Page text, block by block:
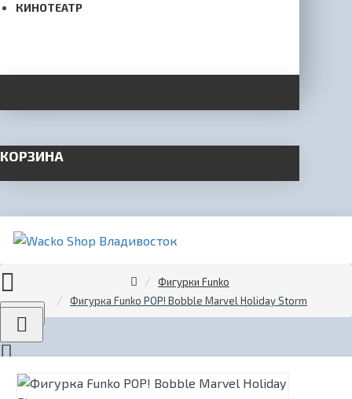
КИНОТЕАТР
КОРЗИНА
Menu
Фигурки Funko
Фигурка Funko POP! Bobble Marvel Holiday Storm